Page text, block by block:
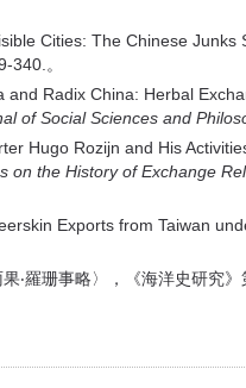
Cities: The Chinese Junks
340.。
and Radix China: Herbal
of Social Sciences and
Hugo Rozijn and His
on the History of Exchange
Exports from Taiwan
‧羅珊事略〉，《海洋史研究》